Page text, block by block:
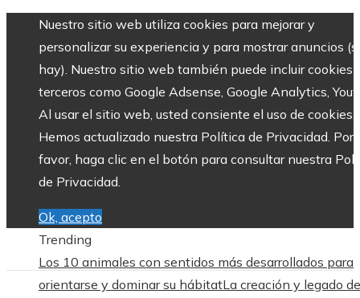
Nuestro sitio web utiliza cookies para mejorar y
personalizar su experiencia y para mostrar anuncios
hay). Nuestro sitio web también puede incluir cookies
terceros como Google Adsense, Google Analytics,
Al usar el sitio web, usted consiente el uso de cookies.
Hemos actualizado nuestra Política de Privacidad. Por
favor, haga clic en el botón para consultar nuestra
de Privacidad.
Ok, acepto
Trending
Los 10 animales con sentidos más desarrollados para
orientarse y dominar su hábitatLa creación y legado